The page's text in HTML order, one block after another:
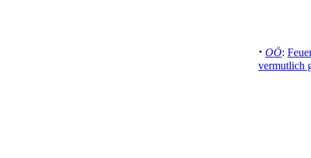
· OÖ:
vermutlich